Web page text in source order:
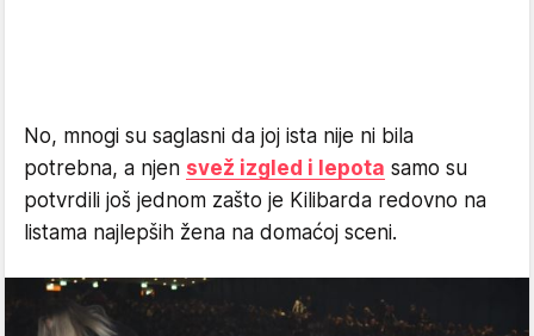
No, mnogi su saglasni da joj ista nije ni bila
potrebna, a njen svež izgled i lepota samo su
potvrdili još jednom zašto je Kilibarda redovno na
listama najlepših žena na domaćoj sceni.